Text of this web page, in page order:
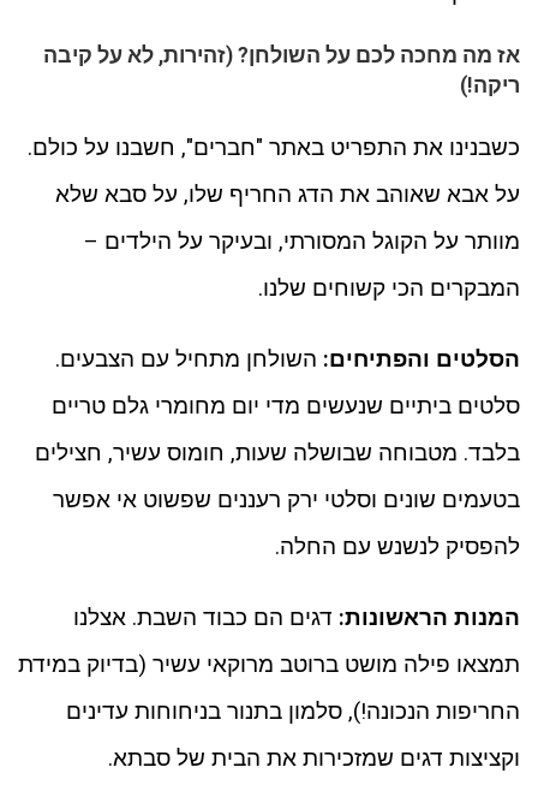
אז מה מחכה לכם על השולחן? (זהירות, לא על קיבה
ריקה!)
כשבנינו את התפריט באתר "חברים", חשבנו על כולם.
על אבא שאוהב את הדג החריף שלו, על סבא שלא
מוותר על הקוגל המסורתי, ובעיקר על הילדים –
המבקרים הכי קשוחים שלנו.
הסלטים והפתיחים: השולחן מתחיל עם הצבעים.
סלטים ביתיים שנעשים מדי יום מחומרי גלם טריים
בלבד. מטבוחה שבושלה שעות, חומוס עשיר, חצילים
בטעמים שונים וסלטי ירק רעננים שפשוט אי אפשר
להפסיק לנשנש עם החלה.
המנות הראשונות: דגים הם כבוד השבת. אצלנו
תמצאו פילה מושט ברוטב מרוקאי עשיר (בדיוק במידת
החריפות הנכונה!), סלמון בתנור בניחוחות עדינים
וקציצות דגים שמזכירות את הבית של סבתא.